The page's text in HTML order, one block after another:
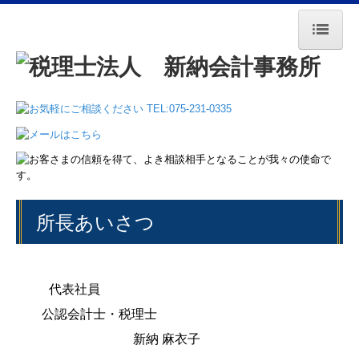
HOME
税理士変更をお考えの方
個人のお客様へ
新規開業される方へ
料金表
法人のお客様
所長あいさつ
代表社員
公認会計士・税理士
新納 麻衣子